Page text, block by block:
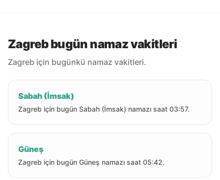
Zagreb bugün namaz vakitleri
Zagreb için bugünkü namaz vakitleri.
Sabah (İmsak)
Zagreb için bugün Sabah (İmsak) namazı saat 03:57.
Güneş
Zagreb için bugün Güneş namazı saat 05:42.